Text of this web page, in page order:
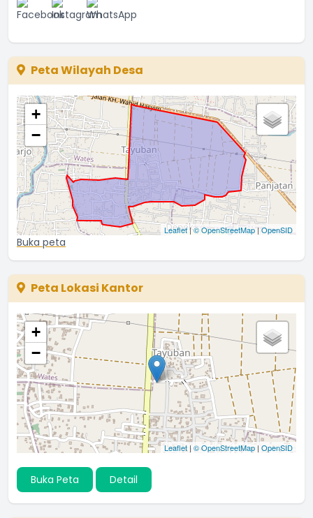
Ina
Peta Wilayah Desa
+
−
Leaflet|© OpenStreetMap | OpenSID
Buka peta
Peta Lokasi Kantor
+
−
Leaflet | © OpenStreetMap | OpenSID
Buka Peta Detail